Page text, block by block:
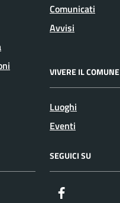
Comunicati
Avvisi
VIVERE IL COMUNE
Luoghi
Eventi
SEGUICI SU